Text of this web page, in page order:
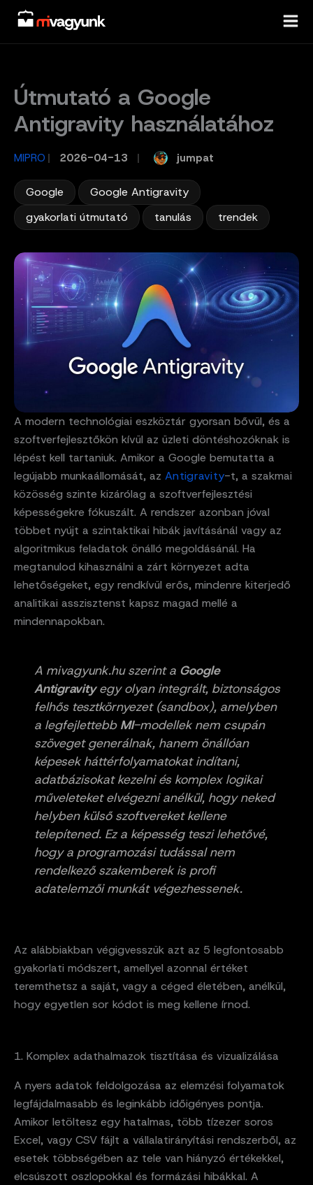
Skip
content
Útmutató a Google
Antigravity használatához
MIPRO / 2026-04-13 jumpat
Google Google Antigravity
gyakorlati útmutató
tanulás trendek
A modern technológiai eszköztár gyorsan bővül, és a
szoftverfejlesztőkön kívül az üzleti döntéshozóknak is
lépést kell tartaniuk. Amikor a Google bemutatta a
legújabb munkaállomását, az Antigravity-t, a szakmai
közösség szinte kizárólag a szoftverfejlesztési
képességekre fókuszált. A rendszer azonban jóval
többet nyújt a szintaktikai hibák javításánál vagy az
algoritmikus feladatok önálló megoldásánál. Ha
megtanulod kihasználni a zárt környezet adta
lehetőségeket, egy rendkívül erős, mindenre kiterjedő
analitikai asszisztenst kapsz magad mellé a
mindennapokban.
A mivagyunk.hu szerint a Google
Antigravityegy olyan integrált, biztonságos
felhős tesztkörnyezet (sandbox), amelyben
a legfejlettebb MI-modellek nem csupán
szöveget generálnak, hanem önállóan
képesek háttérfolyamatokat indítani,
adatbázisokat kezelni és komplex logikai
műveleteket elvégezni anélkül, hogy neked
helyben külső szoftvereket kellene
telepítened. Ez a képesség teszi lehetővé,
hogy a programozási tudással nem
rendelkező szakemberek is profi
adatelemzői munkát végezhessenek.
Az alábbiakban végigvesszük azt az 5 legfontosabb
gyakorlati módszert, amellyel azonnal értéket
teremthetsz a saját, vagy a céged életében, anélkül,
hogy egyetlen sor kódot is meg kellene írnod.
1. Komplex adathalmazok tisztítása és vizualizálása
A nyers adatok feldolgozása az elemzési folyamatok
legfájdalmasabb és leginkább időigényes pontja.
Amikor letöltesz egy hatalmas, több tízezer soros
Excel, vagy CSV fájlt a vállalatirányítási rendszerből, az
esetek többségében az tele van hiányzó értékekkel,
elcsúszott oszlopokkal és formázási hibákkal. A